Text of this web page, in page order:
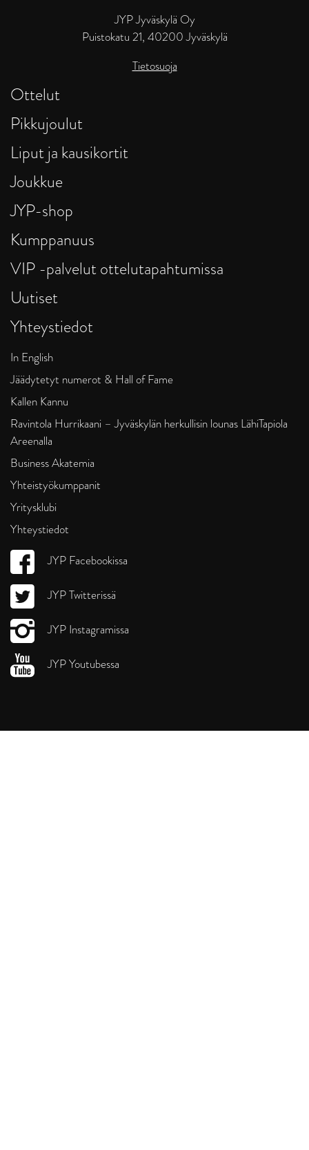
JYP Jyväskylä Oy
Puistokatu 21, 40200 Jyväskylä
Tietosuoja
Ottelut
Pikkujoulut
Liput ja kausikortit
Joukkue
JYP-shop
Kumppanuus
VIP -palvelut ottelutapahtumissa
Uutiset
Yhteystiedot
In English
Jäädytetyt numerot & Hall of Fame
Kallen Kannu
Ravintola Hurrikaani – Jyväskylän herkullisin lounas LähiTapiola
Areenalla
Business Akatemia
Yhteistyökumppanit
Yritysklubi
Yhteystiedot
JYP Facebookissa
JYP Twitterissä
JYP Instagramissa
JYP Youtubessa